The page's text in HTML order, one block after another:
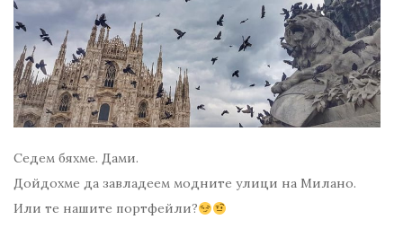
Седем бяхме. Дами.
Дойдохме да завладеем модните улици на Милано.
Или те нашите портфейли?